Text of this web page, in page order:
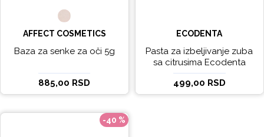
AFFECT COSMETICS
Baza za senke za oči 5g
885,00 RSD
ECODENTA
Pasta za izbeljivanje zuba
sa citrusima Ecodenta
EXPERT LINE EXCEPTIONAL
WHITENING 100ml
499,00 RSD
-40 %